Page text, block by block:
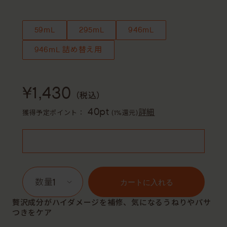
59mL 295mL 946mL
946mL 詰め替え用
¥1,430 （税込）
獲得予定ポイント： 40pt (1%還元)詳細
1 カートに入れる
贅沢成分がハイダメージを補修、気になるうねりやパサ
つきをケア